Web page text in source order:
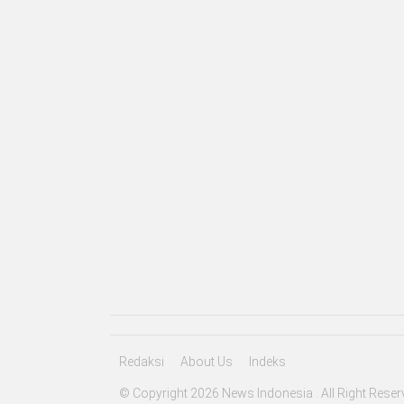
Redaksi About Us Indeks
© Copyright 2026 News Indonesia . All Right